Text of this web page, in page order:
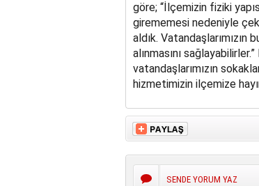
göre; “İlçemizin fiziki
girememesi nedeniyle
aldık.
alınmasını
vatandaşlarımızın
hizmetimizin ilçemize
SENDE YORUM YAZ